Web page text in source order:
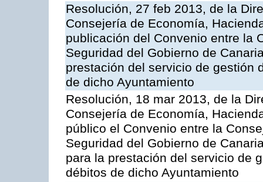
Resolución, 27 feb 2013, de la
Consejería de Economía,
publicación del Convenio entre la
Seguridad del Gobierno de
prestación del servicio de gestión
de dicho Ayuntamiento
Resolución, 18 mar 2013, de la
Consejería de Economía,
público el Convenio entre la
Seguridad del Gobierno de
para la prestación del servicio de
débitos de dicho Ayuntamiento